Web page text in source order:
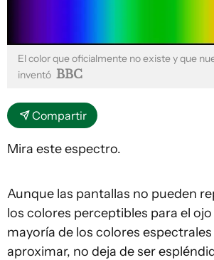
El color que oficialmente no existe y que
inventó BBC
Compartir
Mira este espectro.
Aunque las pantallas no pueden
los colores perceptibles para el
mayoría de los colores
aproximar, no deja de ser